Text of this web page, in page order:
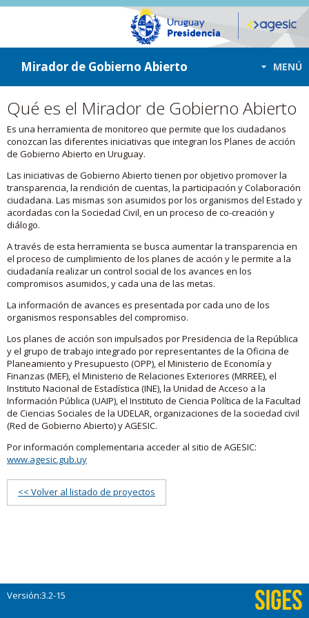
ir a contenido
ir al menú
Mirador de Gobierno Abierto MENÚ
Qué es el Mirador de Gobierno Abierto
Es una herramienta de monitoreo que permite que los ciudadanos
conozcan las diferentes iniciativas que integran los Planes de acción
de Gobierno Abierto en Uruguay.
Las iniciativas de Gobierno Abierto tienen por objetivo promover la
transparencia, la rendición de cuentas, la participación y Colaboración
ciudadana. Las mismas son asumidos por los organismos del Estado y
acordadas con la Sociedad Civil, en un proceso de co-creación y
diálogo.
A través de esta herramienta se busca aumentar la transparencia en
el proceso de cumplimiento de los planes de acción y le permite a la
ciudadanía realizar un control social de los avances en los
compromisos asumidos, y cada una de las metas.
La información de avances es presentada por cada uno de los
organismos responsables del compromiso.
Los planes de acción son impulsados por Presidencia de la República
y el grupo de trabajo integrado por representantes de la Oficina de
Planeamiento y Presupuesto (OPP), el Ministerio de Economía y
Finanzas (MEF), el Ministerio de Relaciones Exteriores (MRREE), el
Instituto Nacional de Estadística (INE), la Unidad de Acceso a la
Información Pública (UAIP), el Instituto de Ciencia Política de la Facultad
de Ciencias Sociales de la UDELAR, organizaciones de la sociedad civil
(Red de Gobierno Abierto) y AGESIC.
Por información complementaria acceder al sitio de AGESIC:
www.agesic.gub.uy
<< Volver al listado de proyectos
Versión:3.2-15